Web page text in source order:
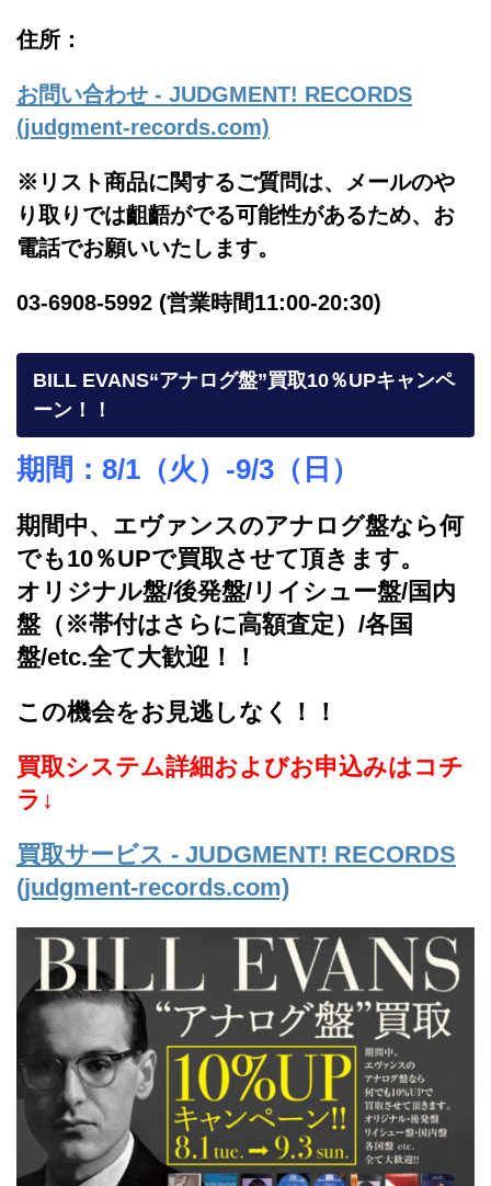
住所：
お問い合わせ - JUDGMENT! RECORDS
(judgment-records.com)
※リスト商品に関するご質問は、メールのや
り取りでは齟齬がでる可能性があるため、お
電話でお願いいたします。
03-6908-5992 (営業時間11:00-20:30)
BILL EVANS“アナログ盤”買取10％UPキャンペ
ーン！！
期間：8/1（火）-9/3（日）
期間中、エヴァンスのアナログ盤なら何
でも10％UPで買取させて頂きます。
オリジナル盤/後発盤/リイシュー盤/国内
盤（※帯付はさらに高額査定）/各国
盤/etc.全て大歓迎！！
この機会をお見逃しなく！！
買取システム詳細およびお申込みはコチ
ラ ↓
買取サービス - JUDGMENT! RECORDS
(judgment-records.com)